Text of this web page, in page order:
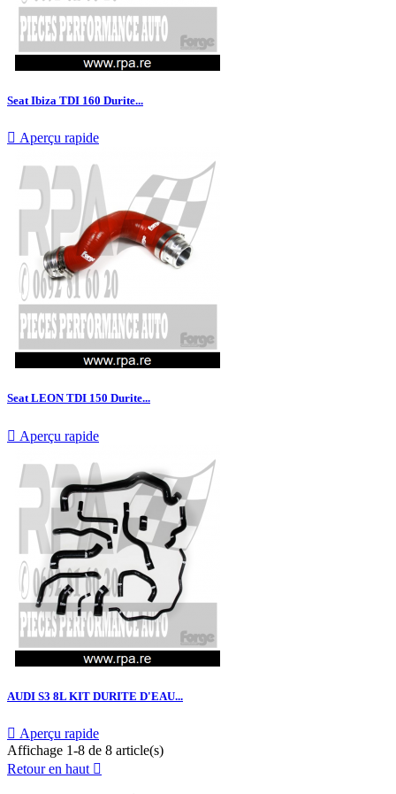
Seat Ibiza TDI 160 Durite...
 Aperçu rapide
Seat LEON TDI 150 Durite...
 Aperçu rapide
AUDI S3 8L KIT DURITE D'EAU...
 Aperçu rapide
Affichage 1-8 de 8 article(s)
Retour en haut 